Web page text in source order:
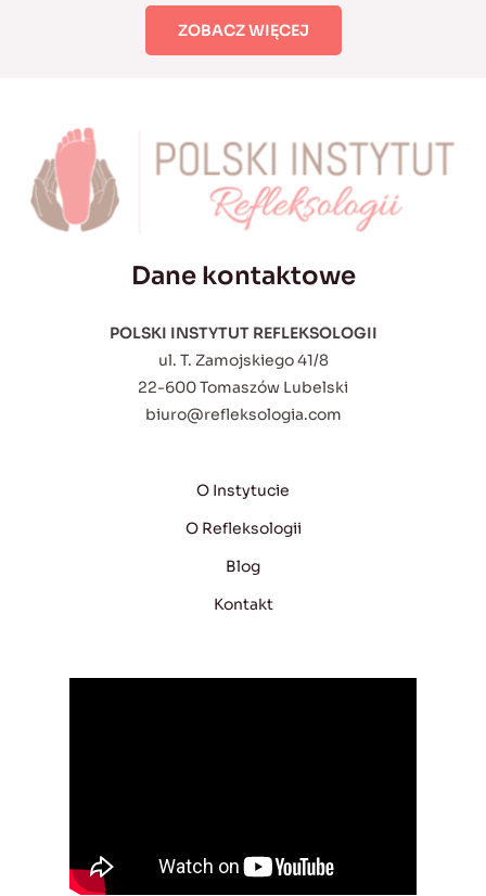
ZOBACZ WIĘCEJ
Dane kontaktowe
POLSKI INSTYTUT REFLEKSOLOGII
ul. T. Zamojskiego 41/8
22-600 Tomaszów Lubelski
biuro@refleksologia.com
O Instytucie
O Refleksologii
Blog
Kontakt